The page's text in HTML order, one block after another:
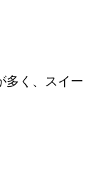
多く、スイー